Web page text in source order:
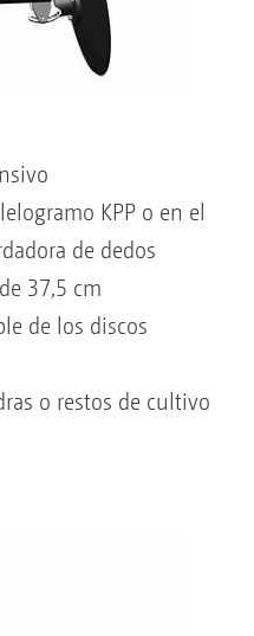
KPP o en el
de dedos
37,5 cm
de los discos
o restos de cultivo